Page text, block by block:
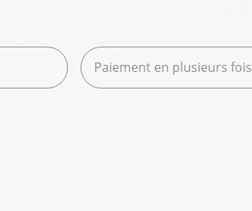
Paiement en plusieurs fois